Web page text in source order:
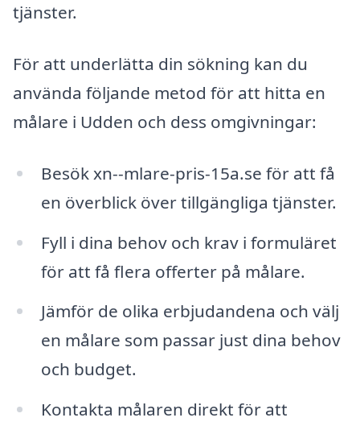
tjänster.
För att underlätta din sökning kan du
använda följande metod för att hitta en
målare i Udden och dess omgivningar:
Besök xn--mlare-pris-15a.se för att få
en överblick över tillgängliga tjänster.
Fyll i dina behov och krav i formuläret
för att få flera offerter på målare.
Jämför de olika erbjudandena och välj
en målare som passar just dina behov
och budget.
Kontakta målaren direkt för att